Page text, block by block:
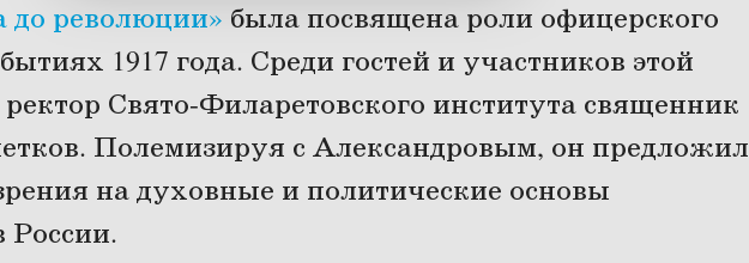
до революции» была посвящена роли офицерского
1917 года. Среди гостей и участников этой
Свято-Филаретовского института священник
Полемизируя с Александровым, он предложил
на духовные и политические основы
России.